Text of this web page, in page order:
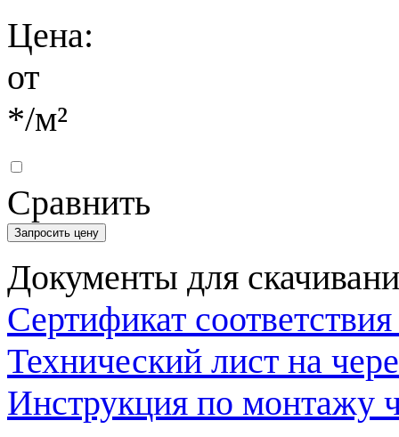
Цена:
от
*/м²
Сравнить
Запросить цену
Документы для
Сертификат
Технический лист на
Инструкция по монтажу